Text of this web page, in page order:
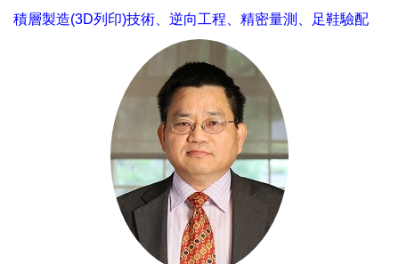
積層製造(3D列印)技術、逆向工程、精密量測、足鞋驗配